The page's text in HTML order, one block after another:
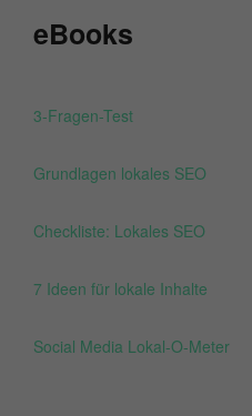
eBooks
3-Fragen-Test
Grundlagen lokales SEO
Checkliste: Lokales SEO
7 Ideen für lokale Inhalte
Social Media Lokal-O-Meter